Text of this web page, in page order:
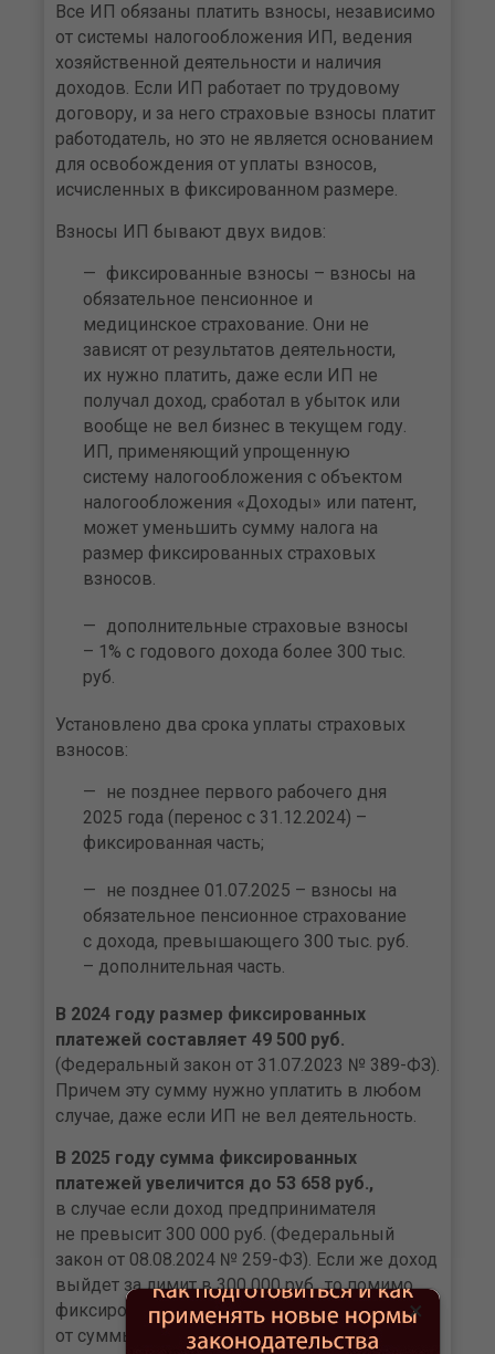
Все ИП обязаны платить взносы, независимо
от системы налогообложения ИП, ведения
хозяйственной деятельности и наличия
доходов. Если ИП работает по трудовому
договору, и за него страховые взносы платит
работодатель, но это не является основанием
для освобождения от уплаты взносов,
исчисленных в фиксированном размере.
Взносы ИП бывают двух видов:
фиксированные взносы – взносы на
обязательное пенсионное и
медицинское страхование. Они не
зависят от результатов деятельности,
их нужно платить, даже если ИП не
получал доход, сработал в убыток или
вообще не вел бизнес в текущем году.
ИП, применяющий упрощенную
систему налогообложения с объектом
налогообложения «Доходы» или патент,
может уменьшить сумму налога на
размер фиксированных страховых
взносов.
дополнительные страховые взносы
– 1% с годового дохода более 300 тыс.
руб.
Установлено два срока уплаты страховых
взносов:
не позднее первого рабочего дня
2025 года (перенос с 31.12.2024) –
фиксированная часть;
не позднее 01.07.2025 – взносы на
обязательное пенсионное страхование
с дохода, превышающего 300 тыс. руб.
– дополнительная часть.
В 2024 году размер фиксированных
платежей составляет 49 500 руб.
(Федеральный закон от 31.07.2023 № 389-ФЗ).
Причем эту сумму нужно уплатить в любом
случае, даже если ИП не вел деятельность.
В 2025 году сумма фиксированных
платежей увеличится до 53 658 руб.,
в случае если доход предпринимателя
не превысит 300 000 руб. (Федеральный
закон от 08.08.2024 № 259-ФЗ). Если же доход
выйдет за лимит в 300 000 руб., то помимо
фиксированной части придется доплатить 1%
от суммы превышения.
×